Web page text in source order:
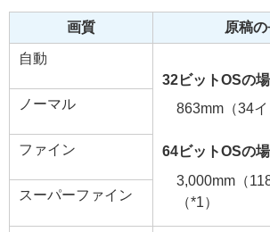
画質 原稿の
自動
32ビットOSの
863mm（34イ
64ビットOSの
3,000mm（
（*1）
ノーマル
ファイン
スーパーファイン